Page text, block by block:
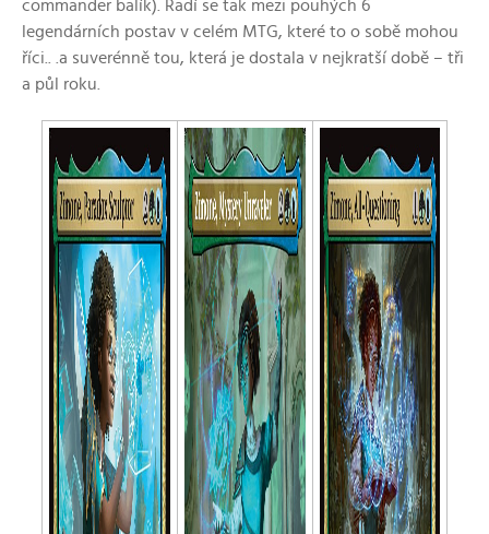
commander balík). Řadí se tak mezi pouhých 6
legendárních postav v celém MTG, které to o sobě mohou
říci.. .a suverénně tou, která je dostala v nejkratší době – tři
a půl roku.